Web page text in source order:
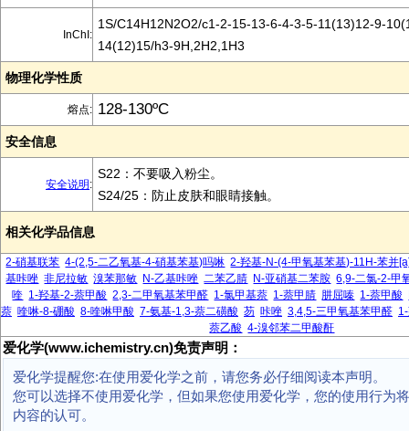
InChI:
1S/C14H12N2O2/c1-2-15-13-6-4-3-5-11(13)12-9-
14(12)15/h3-9H,2H2,1H3
物理化学性质
熔点: 128-130ºC
安全信息
安全说明 :
S22：不要吸入粉尘。
S24/25：防止皮肤和眼睛接触。
相关化学品信息
2-硝基联苯 4-(2,5-二乙氧基-4-硝基苯基)吗啉 2-羟基-N-(4-甲氧基苯基)-11H-苯并
基咔唑 非尼拉敏 溴苯那敏 N-乙基咔唑 二苯乙腈 N-亚硝基二苯胺 6,9-二氯-2-甲
喹 1-羟基-2-萘甲酸 2,3-二甲氧基苯甲醛 1-氯甲基萘 1-萘甲腈 肼屈嗪 1-萘甲酸
萘 喹啉-8-硼酸 8-喹啉甲酸 7-氨基-1,3-萘二磺酸 芴 咔唑 3,4,5-三甲氧基苯甲醛
萘乙酸 4-溴邻苯二甲酸酐
爱化学(www.ichemistry.cn)免责声明：
爱化学提醒您:在使用爱化学之前，请您务必仔细阅读本声明。
您可以选择不使用爱化学，但如果您使用爱化学，您的使用行为
内容的认可。